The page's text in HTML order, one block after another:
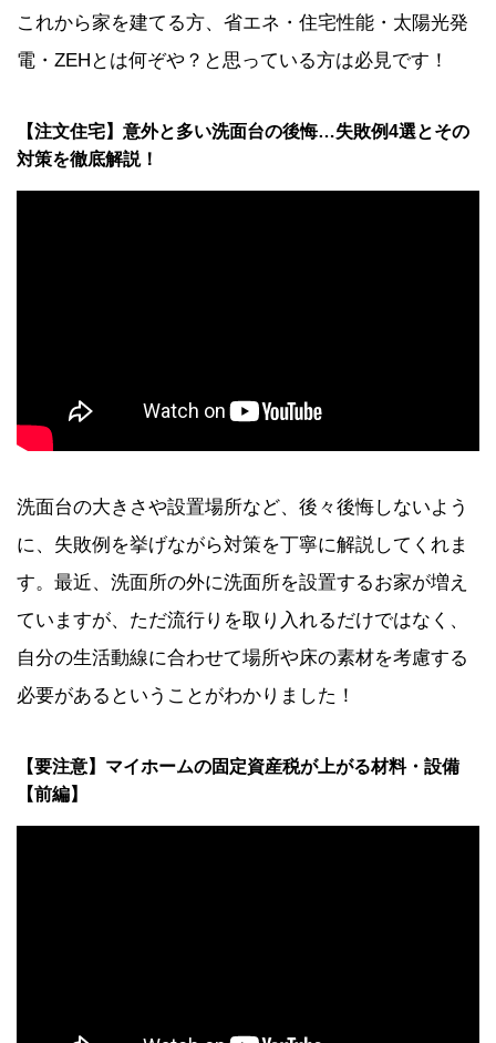
これから家を建てる方、省エネ・住宅性能・太陽光発
電・ZEHとは何ぞや？と思っている方は必見です！
【注文住宅】意外と多い洗面台の後悔…失敗例4選とその
対策を徹底解説！
洗面台の大きさや設置場所など、後々後悔しないよう
に、失敗例を挙げながら対策を丁寧に解説してくれま
す。最近、洗面所の外に洗面所を設置するお家が増え
ていますが、ただ流行りを取り入れるだけではなく、
自分の生活動線に合わせて場所や床の素材を考慮する
必要があるということがわかりました！
【要注意】マイホームの固定資産税が上がる材料・設備
【前編】